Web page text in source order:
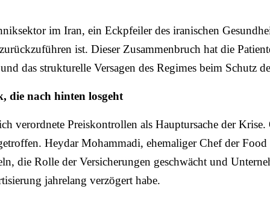
im Iran, ein Eckpfeiler des iranischen
ist. Dieser Zusammenbruch hat die
das strukturelle Versagen des Regimes beim Schutz
die nach hinten losgeht
verordnete Preiskontrollen als Hauptursache der
Heydar Mohammadi, ehemaliger Chef der Food
die Rolle der Versicherungen geschwächt und
jahrelang verzögert habe.